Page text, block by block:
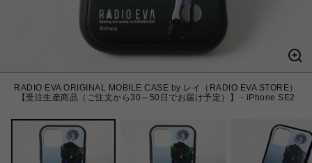
RADIO EVA ORIGINAL MOBILE CASE by レイ（RADIO EVA STORE）
【受注生産商品（ご注文から30～50日でお届け予定）】 - iPhone SE2